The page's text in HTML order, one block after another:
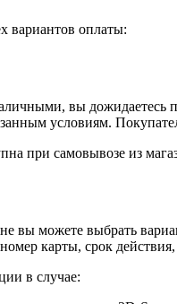
вариантов оплаты:
вы дожидаетесь
условиям.
при самовывозе из
вы можете выбрать
карты, срок
в случае: